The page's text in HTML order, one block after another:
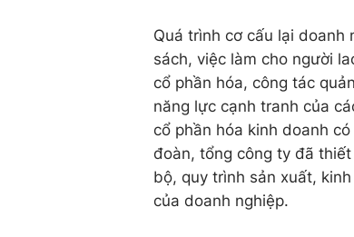
Quá trình cơ cấu lại
sách, việc làm cho người
cổ phần hóa, công tác
năng lực cạnh tranh của
cổ phần hóa kinh doanh
đoàn, tổng công ty đã
bộ, quy trình sản xuất,
của doanh nghiệp.